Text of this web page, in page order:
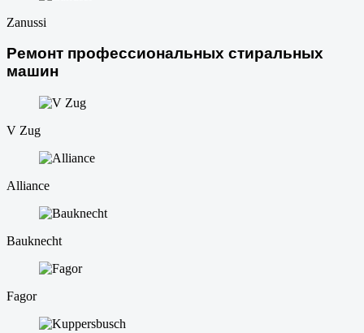
Zanussi
Ремонт профессиональных стиральных
машин
V Zug
Alliance
Bauknecht
Fagor